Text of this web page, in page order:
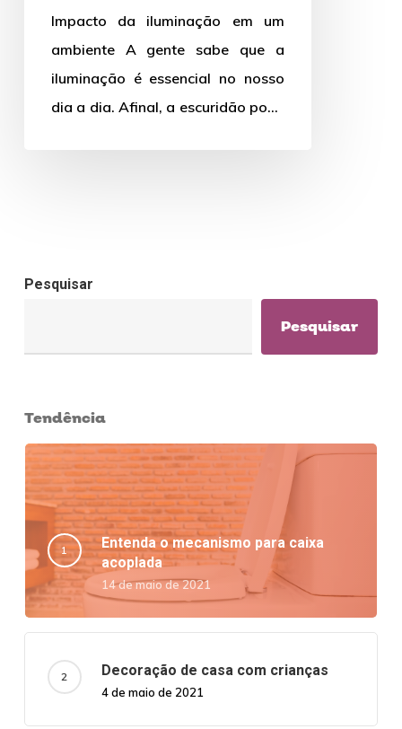
Impacto da iluminação em um
ambiente A gente sabe que a
iluminação é essencial no nosso
dia a dia. Afinal, a escuridão pode
Pesquisar
Pesquisar
Tendência
Entenda o mecanismo para caixa
acoplada
14 de maio de 2021
Decoração de casa com crianças
4 de maio de 2021